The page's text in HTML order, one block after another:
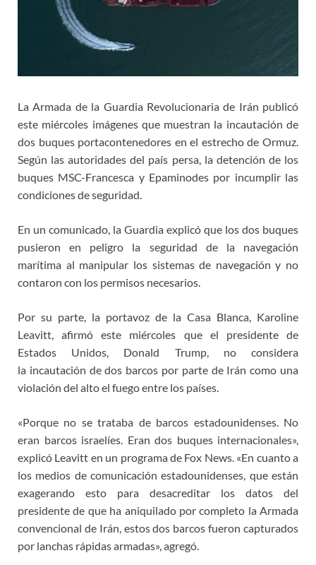
La Armada de la Guardia Revolucionaria de Irán publicó
este miércoles imágenes que muestran la incautación de
dos buques portacontenedores en el estrecho de Ormuz.
Según las autoridades del país persa, la detención de los
buques MSC-Francesca y Epaminodes por incumplir las
condiciones de seguridad.
En un comunicado, la Guardia explicó que los dos buques
pusieron en peligro la seguridad de la navegación
marítima al manipular los sistemas de navegación y no
contaron con los permisos necesarios.
Por su parte, la portavoz de la Casa Blanca, Karoline
Leavitt, afirmó este miércoles que el presidente de
Estados Unidos, Donald Trump, no considera
la incautación de dos barcos por parte de Irán como una
violación del alto el fuego entre los países.
«Porque no se trataba de barcos estadounidenses. No
eran barcos israelíes. Eran dos buques internacionales»,
explicó Leavitt en un programa de Fox News. «En cuanto a
los medios de comunicación estadounidenses, que están
exagerando esto para desacreditar los datos del
presidente de que ha aniquilado por completo la Armada
convencional de Irán, estos dos barcos fueron capturados
por lanchas rápidas armadas», agregó.